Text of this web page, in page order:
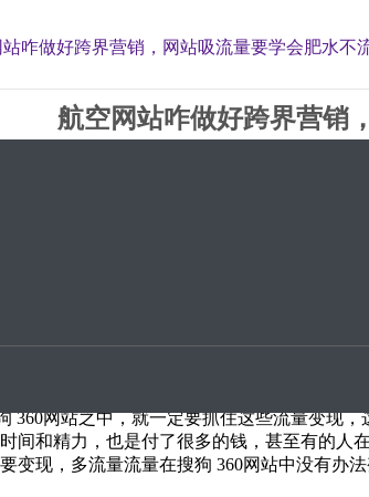
网站建设案例
咋做好跨界营销，网站吸流量要学会肥水不
航空网站咋做好跨界营销
360网站之中，就一定要抓住这些流量变现
间和精力，也是付了很多的钱，甚至有的
变现，多流量流量在搜狗 360网站中没有办